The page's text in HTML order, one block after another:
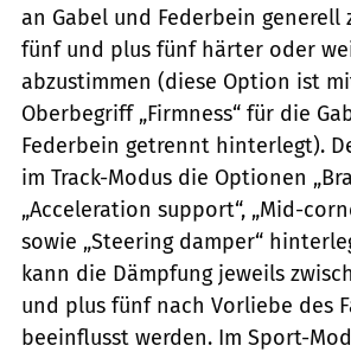
an Gabel und Federbein generell
fünf und plus fünf härter oder
abzustimmen (diese Option ist
Oberbegriff „Firmness“ für die
Federbein getrennt hinterlegt).
im Track-Modus die Optionen
„Acceleration support“, „Mid-
sowie „Steering damper“
kann die Dämpfung jeweils
und plus fünf nach Vorliebe des
beeinflusst werden. Im Sport-